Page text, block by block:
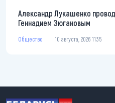
Александр Лукашенко
Геннадием Зюгановым
Общество 10 августа, 2026 11:35